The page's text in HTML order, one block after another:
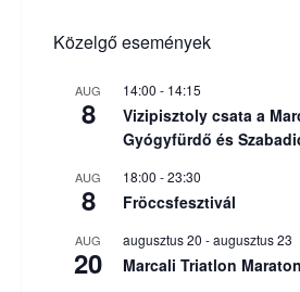
Közelgő események
AUG
8
14:00 - 14:15
Vizipisztoly csata a
Gyógyfürdő és
AUG
8
18:00 -23:30
Fröccsfesztivál
AUG
20
augusztus 20 -augusztus 23
Marcali Triatlon Maraton